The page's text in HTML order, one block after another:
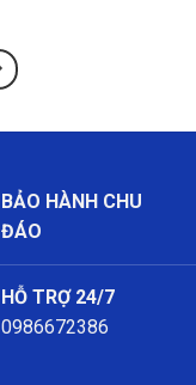
BẢO HÀNH CHU
ĐÁO
HỖ TRỢ 24/7
0986672386